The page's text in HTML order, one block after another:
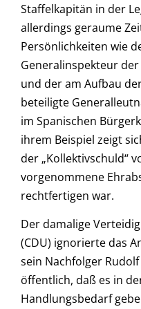
Staffelkapitän in der
allerdings geraume
Persönlichkeiten wie
Generalinspekteur
und der am Aufbau
beteiligte
im Spanischen
ihrem Beispiel zeigt
der „Kollektivschuld“
vorgenommene
rechtfertigen war.
Der damalige
(CDU) ignorierte das
sein Nachfolger
öffentlich, daß es in
Handlungsbedarf